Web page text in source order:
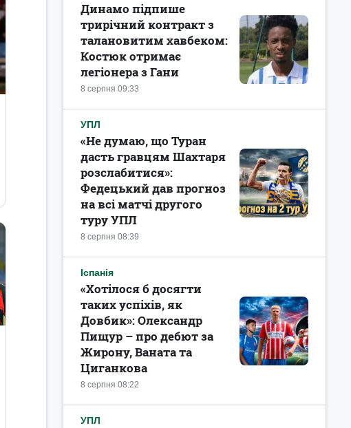
8 серпня 09:33
Динамо підпише
трирічний контракт з
талановитим хавбеком:
Костюк отримає
легіонера з Гани
УПЛ
8 серпня 08:39
«Не думаю, що Туран
дасть гравцям Шахтаря
розслабитися»:
Федецький дав прогноз
на всі матчі другого
туру УПЛ
Іспанія
8 серпня 08:22
«Хотілося б досягти
таких успіхів, як
Довбик»: Олександр
Пищур – про дебют за
Жирону, Ваната та
Циганкова
УПЛ